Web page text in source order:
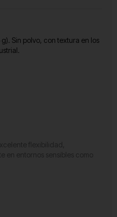
Sin polvo, con textura en los